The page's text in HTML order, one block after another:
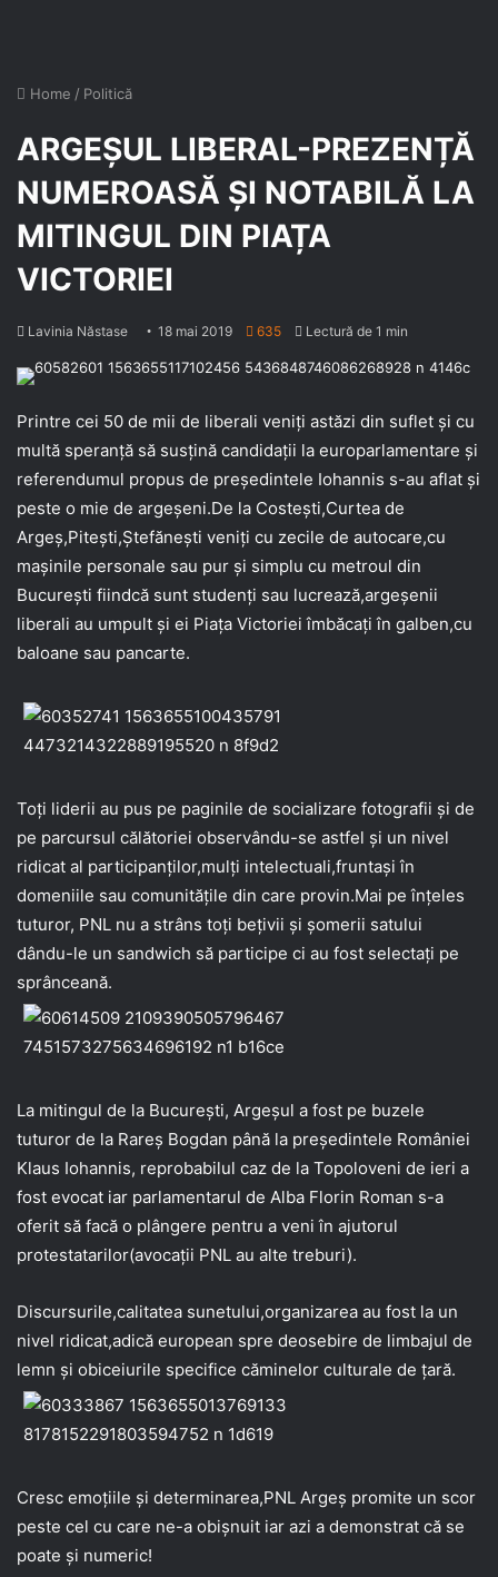
Home / Politică
ARGEȘUL LIBERAL-PREZENȚĂ
NUMEROASĂ ȘI NOTABILĂ LA
MITINGUL DIN PIAȚA
VICTORIEI
Lavinia Năstase 18 mai 2019 635 Lectură de 1 min
Printre cei 50 de mii de liberali veniți astăzi din suflet și cu
multă speranță să susțină candidații la europarlamentare și
referendumul propus de președintele Iohannis s-au aflat și
peste o mie de argeșeni.De la Costești,Curtea de
Argeș,Pitești,Ștefănești veniți cu zecile de autocare,cu
mașinile personale sau pur și simplu cu metroul din
București fiindcă sunt studenți sau lucrează,argeșenii
liberali au umpult și ei Piața Victoriei îmbăcați în galben,cu
baloane sau pancarte.
Toți liderii au pus pe paginile de socializare fotografii și de
pe parcursul călătoriei observându-se astfel și un nivel
ridicat al participanților,mulți intelectuali,fruntași în
domeniile sau comunitățile din care provin.Mai pe înțeles
tuturor, PNL nu a strâns toți bețivii și șomerii satului
dându-le un sandwich să participe ci au fost selectați pe
sprânceană.
La mitingul de la București, Argeșul a fost pe buzele
tuturor de la Rareș Bogdan până la președintele României
Klaus Iohannis, reprobabilul caz de la Topoloveni de ieri a
fost evocat iar parlamentarul de Alba Florin Roman s-a
oferit să facă o plângere pentru a veni în ajutorul
protestatarilor(avocații PNL au alte treburi).
Discursurile,calitatea sunetului,organizarea au fost la un
nivel ridicat,adică european spre deosebire de limbajul de
lemn și obiceiurile specifice căminelor culturale de țară.
Cresc emoțiile și determinarea,PNL Argeș promite un scor
peste cel cu care ne-a obișnuit iar azi a demonstrat că se
poate și numeric!